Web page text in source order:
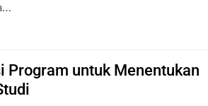
Program untuk Menentukan